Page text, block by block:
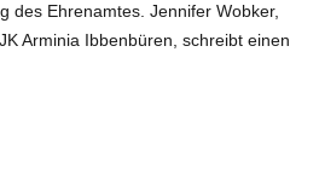
des Ehrenamtes. Jennifer Wobker,
Arminia Ibbenbüren, schreibt einen